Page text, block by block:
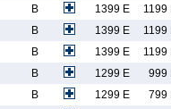
B 1399 E 1199
B 1399 E 1199
B 1399 E 1199
B 1299 E 999
B 1299 E 799